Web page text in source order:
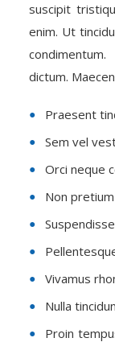
suscipit
enim. Ut
dictum.
Praesent
Sem vel
Orci neque
Non
Vivamus
Nulla
Proin